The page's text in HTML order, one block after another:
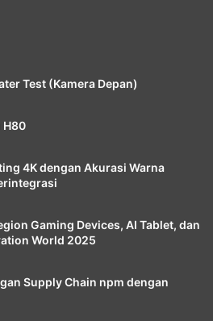
Test (Kamera Depan)
H80
4K dengan Akurasi Warna
Gaming Devices, AI Tablet, dan
World 2025
Supply Chain npm dengan